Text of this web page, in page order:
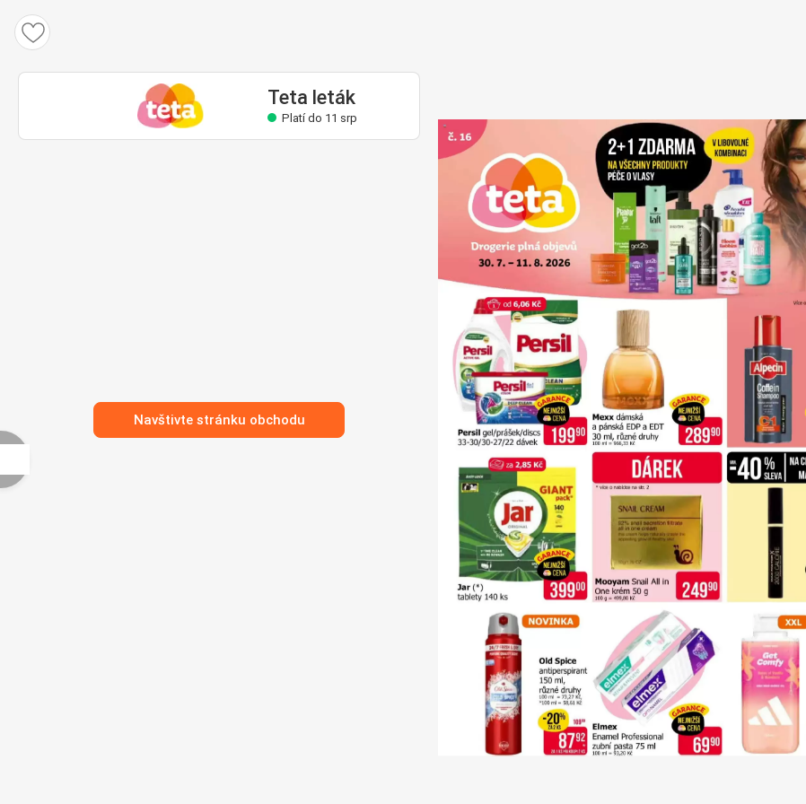
Teta leták
Platí do 11 srp
Navštivte stránku obchodu